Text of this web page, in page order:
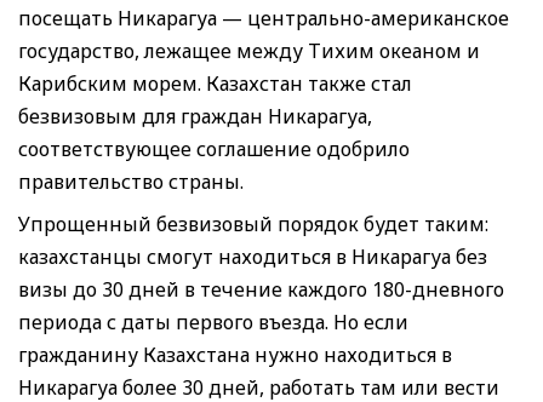
посещать Никарагуа — центрально-американское
государство, лежащее между Тихим океаном и
Карибским морем. Казахстан также стал
безвизовым для граждан Никарагуа,
соответствующее соглашение одобрило
правительство страны.
Упрощенный безвизовый порядок будет таким:
казахстанцы смогут находиться в Никарагуа без
визы до 30 дней в течение каждого 180-дневного
периода с даты первого въезда. Но если
гражданину Казахстана нужно находиться в
Никарагуа более 30 дней, работать там или вести